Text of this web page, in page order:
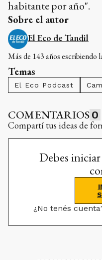
habitante por año".
Sobre el autor
El Eco de Tandil
Más de 143 años escribiendo
Temas
El Eco Podcast
COMENTARIOS 0
Compartí tus ideas de
Debes
¿No tenés